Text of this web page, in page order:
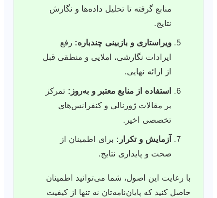
منابع گرفته تا تحلیل داده‌ها و نگارش
نتایج.
ویراستاری و بازبینی چندباره: رفع
ایرادات نگارشی، املایی و منطقی قبل
از ارائه نهایی.
استفاده از منابع معتبر و به‌روز: تمرکز
بر مقالات ژورنالی و کنفرانس‌های
تخصصی اخیر.
آزمایش و تکرار: برای اطمینان از
صحت و پایداری نتایج.
با رعایت این اصول، شما می‌توانید اطمینان
حاصل کنید که پایان‌نامه‌تان نه تنها از کیفیت